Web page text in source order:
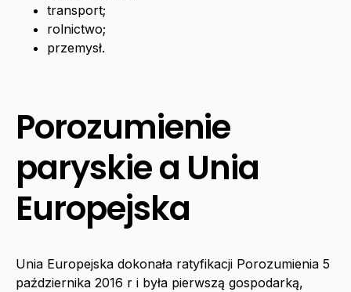
transport;
rolnictwo;
przemysł.
Porozumienie
paryskie a Unia
Europejska
Unia Europejska dokonała ratyfikacji Porozumienia 5
października 2016 r i była pierwszą gospodarką,